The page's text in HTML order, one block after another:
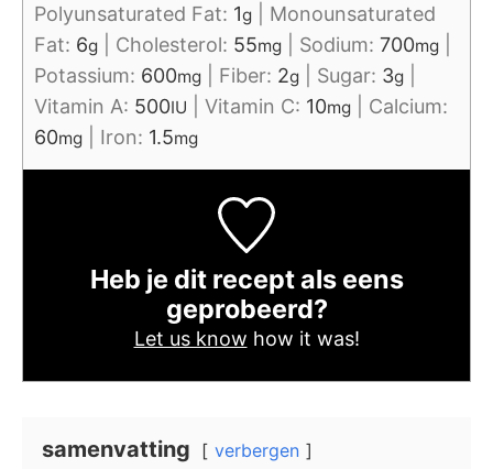
Polyunsaturated Fat: 1g
Monounsaturated
Fat: 6g Cholesterol: 55mg Sodium: 700mg
Potassium: 600mg Fiber: 2g Sugar: 3g
Vitamin A: 500IU Vitamin C: 10mg
Calcium:
60mg Iron: 1.5mg
Heb je dit recept als eens
geprobeerd?
Let us know how it was!
samenvatting verbergen